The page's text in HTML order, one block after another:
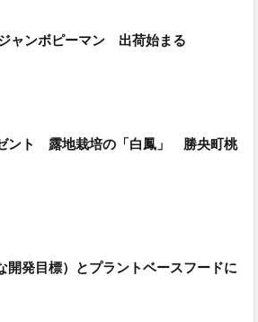
ャンボピーマン 出荷始まる
ント 露地栽培の「白鳳」 勝央町桃
開発目標）とプラントベースフードに